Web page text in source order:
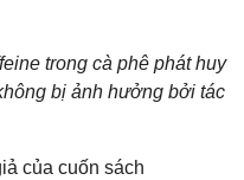
trong cà phê phát huy
bị ảnh hưởng bởi tác
của cuốn sách